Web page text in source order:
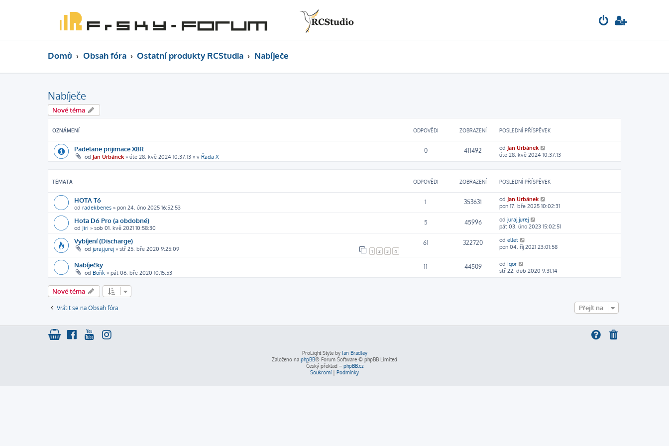
Domů Obsah fóra Ostatní produkty RCStudia Nabíječe
Nabíječe
Nové téma
OZNÁMENÍ ODPOVĚDI ZOBRAZENÍ POSLEDNÍ PŘÍSPĚVEK
Padelane prijimace X8R
od Jan Urbánek » úte 28. kvě 2024 10:37:13 » v Řada X
0 411492 od Jan Urbánek
úte 28. kvě 2024 10:37:13
TÉMATA ODPOVĚDI ZOBRAZENÍ POSLEDNÍ PŘÍSPĚVEK
HOTA T6
od radekbenes » pon 24. úno 2025 16:52:53
1 353631 od Jan Urbánek
pon 17. bře 2025 10:02:31
Hota D6 Pro (a obdobné)
od Jiri » sob 01. kvě 2021 10:58:30
5 45996 od juraj.jurej
pát 03. úno 2023 15:02:51
Vybíjení (Discharge)
od juraj.jurej » stř 25. bře 2020 9:25:09 1 2 3 4
61 322720 od ellet
pon 04. říj 2021 23:01:58
Nabíječky
od Bořík » pát 06. bře 2020 10:15:53
11 44509 od Igor
stř 22. dub 2020 9:31:14
Nové téma
Vrátit se na Obsah fóra Přejít na
ProLight Style by Ian Bradley
Založeno na phpBB® Forum Software © phpBB Limited
Český překlad – phpBB.cz
Soukromí| Podmínky